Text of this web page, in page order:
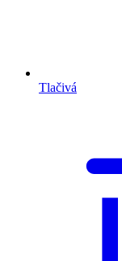
Tlačivá